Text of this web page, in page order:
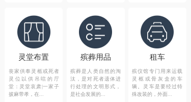
灵堂布置
丧家供奉灵柩或死者
灵位以供吊唁的厅
堂：灵堂哀肃|一家子
披麻带孝，在...
殡葬用品
殡葬是人类自然的淘
汰，是对死者遗体进
行处理的文明形式，
是社会发展的...
租车
殡仪馆专门用来运载
灵柩或骨灰盒的车
辆。灵车是要经过特
殊改装的，外面...